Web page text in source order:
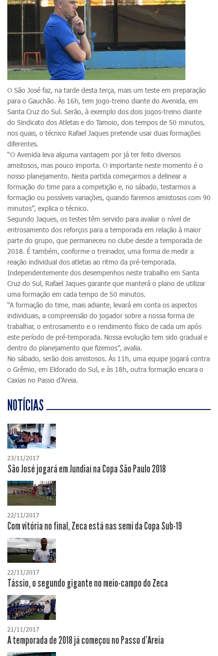
O São José faz, na tarde desta terça, mais um teste em preparação
para o Gauchão. Às 16h, tem jogo-treino diante do Avenida, em
Santa Cruz do Sul. Serão, à exemplo dos dois jogos-treino diante
do Sindicato dos Atletas e do Tamoio, dois tempos de 50 minutos,
nos quais, o técnico Rafael Jaques pretende usar duas formações
diferentes.
“O Avenida leva alguma vantagem por já ter feito diversos
amistosos, mas pouco importa. O importante neste momento é o
nosso planejamento. Nesta partida começarmos a delinear a
formação do time para a competição e, no sábado, testarmos a
formação ou possíveis variações, quando faremos amistosos com 90
minutos”, explica o técnico.
Segundo Jaques, os testes têm servido para avaliar o nível de
entrosamento dos reforços para a temporada em relação à maior
parte do grupo, que permaneceu no clube desde a temporada de
2018. É também, conforme o treinador, uma forma de medir a
reação individual dos atletas ao ritmo da pré-temporada.
Independentemente dos desempenhos neste trabalho em Santa
Cruz do Sul, Rafael Jaques garante que manterá o plano de utilizar
uma formação em cada tempo de 50 minutos.
“A formação do time, mais adiante, levará em conta os aspectos
individuais, a compreensão do jogador sobre a nossa forma de
trabalhar, o entrosamento e o rendimento físico de cada um após
este período de pré-temporada. Nossa evolução tem sido gradual e
dentro do planejamento que fizemos”, avalia.
No sábado, serão dois amistosos. Às 11h, uma equipe jogará contra
o Grêmio, em Eldorado do Sul, e às 18h, outra formação encara o
Caxias no Passo d’Areia.
NOTÍCIAS
23/11/2017
São José jogará em Jundiaí na Copa São Paulo 2018
22/11/2017
Com vitória no final, Zeca está nas semi da Copa Sub-19
22/11/2017
Tássio, o segundo gigante no meio-campo do Zeca
21/11/2017
A temporada de 2018 já começou no Passo d'Areia